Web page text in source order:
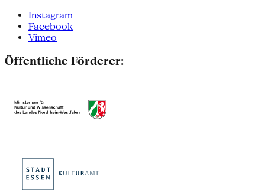
Instagram
Facebook
Vimeo
Öffentliche Förderer: